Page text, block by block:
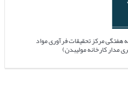
مرکز تحقیقات فرآوری مواد
مدار کارخانه مولیبدن)